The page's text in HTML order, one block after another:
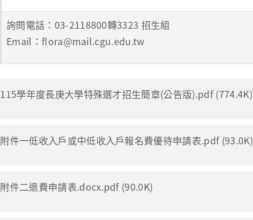
詢問電話：03-2118800轉3323 招生組
Email：flora@mail.cgu.edu.tw
115學年度長庚大學特殊選才招生簡章(公告版).pdf (774.4K)
附件一低收入戶或中低收入戶報名費優待申請表.pdf (93.0K)
附件二退費申請表.docx.pdf (90.0K)